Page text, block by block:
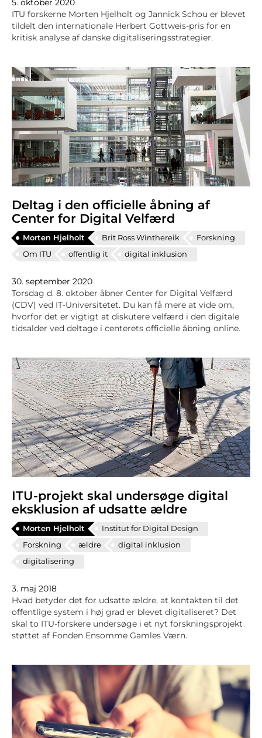
5. oktober 2020
ITU forskerne Morten Hjelholt og Jannick Schou er blevet
tildelt den internationale Herbert Gottweis-pris for en
kritisk analyse af danske digitaliseringsstrategier.
Deltag i den officielle åbning af
Center for Digital Velfærd
Morten Hjelholt Brit Ross Winthereik
Forskning
Om ITU
offentlig it digital inklusion
30. september 2020
Torsdag d. 8. oktober åbner Center for Digital Velfærd
(CDV) ved IT-Universitetet. Du kan få mere at vide om,
hvorfor det er vigtigt at diskutere velfærd i den digitale
tidsalder ved deltage i centerets officielle åbning online.
ITU-projekt skal undersøge digital
eksklusion af udsatte ældre
Morten Hjelholt
Institut for Digital Design
Forskning
ældre
digital inklusion
digitalisering
3. maj 2018
Hvad betyder det for udsatte ældre, at kontakten til det
offentlige system i høj grad er blevet digitaliseret? Det
skal to ITU-forskere undersøge i et nyt forskningsprojekt
støttet af Fonden Ensomme Gamles Værn.